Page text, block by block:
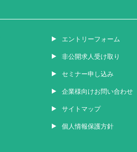
エントリーフォーム
非公開求人受け取り
セミナー申し込み
企業様向けお問い合わせ
サイトマップ
個人情報保護方針